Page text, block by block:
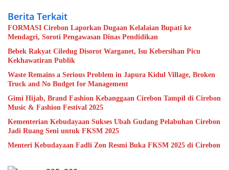
Berita Terkait
FORMASI Cirebon Laporkan Dugaan Kelalaian Bupati ke
Mendagri, Soroti Pengawasan Dinas Pendidikan
Bebek Rakyat Ciledug Disorot Warganet, Isu Kebersihan Picu
Kekhawatiran Publik
Waste Remains a Serious Problem in Japura Kidul Village, Broken
Truck and No Budget for Management
Gimi Hijab, Brand Fashion Kebanggaan Cirebon Tampil di Cirebon
Music & Fashion Festival 2025
Kementerian Kebudayaan Sukses Ubah Gudang Pelabuhan Cirebon
Jadi Ruang Seni untuk FKSM 2025
Menteri Kebudayaan Fadli Zon Resmi Buka FKSM 2025 di Cirebon